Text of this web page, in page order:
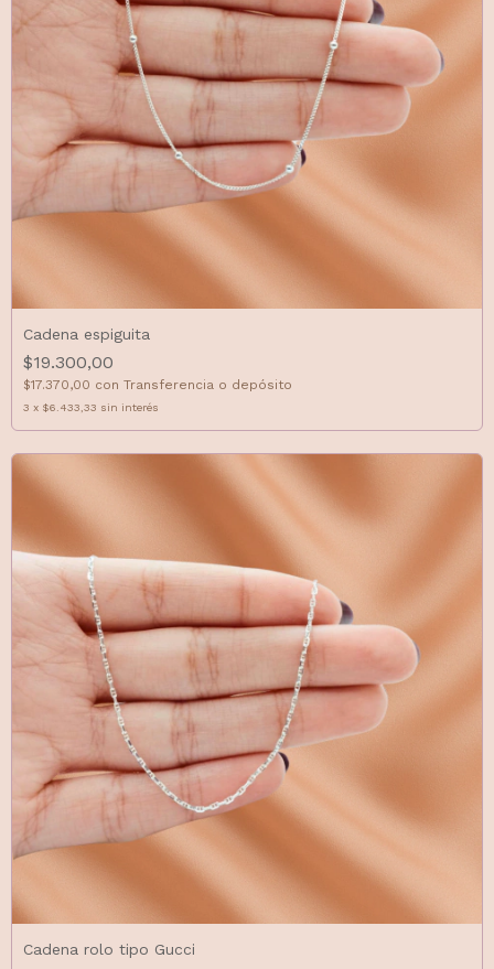
Cadena espiguita
$19.300,00
$17.370,00 con Transferencia o depósito
3 x $6.433,33 sin interés
Cadena rolo tipo Gucci